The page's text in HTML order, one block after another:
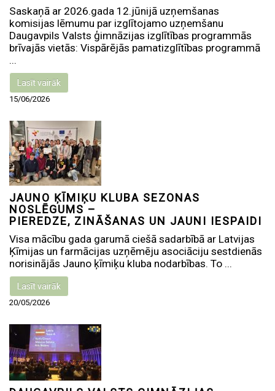
Saskaņā ar 2026.gada 12.jūnijā uzņemšanas
komisijas lēmumu par izglītojamo uzņemšanu
Daugavpils Valsts ģimnāzijas izglītības programmās
brīvajās vietās: Vispārējās pamatizglītības programmā
...
Lasīt vairāk
15/06/2026
JAUNO ĶĪMIĶU KLUBA SEZONAS
NOSLĒGUMS –
PIEREDZE, ZINĀŠANAS UN JAUNI IESPAIDI
Visa mācību gada garumā ciešā sadarbībā ar Latvijas
Ķīmijas un farmācijas uzņēmēju asociāciju sestdienās
norisinājās Jauno ķīmiķu kluba nodarbības. To ...
Lasīt vairāk
20/05/2026